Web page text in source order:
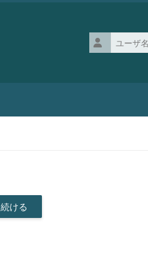
ユーザ名
続ける